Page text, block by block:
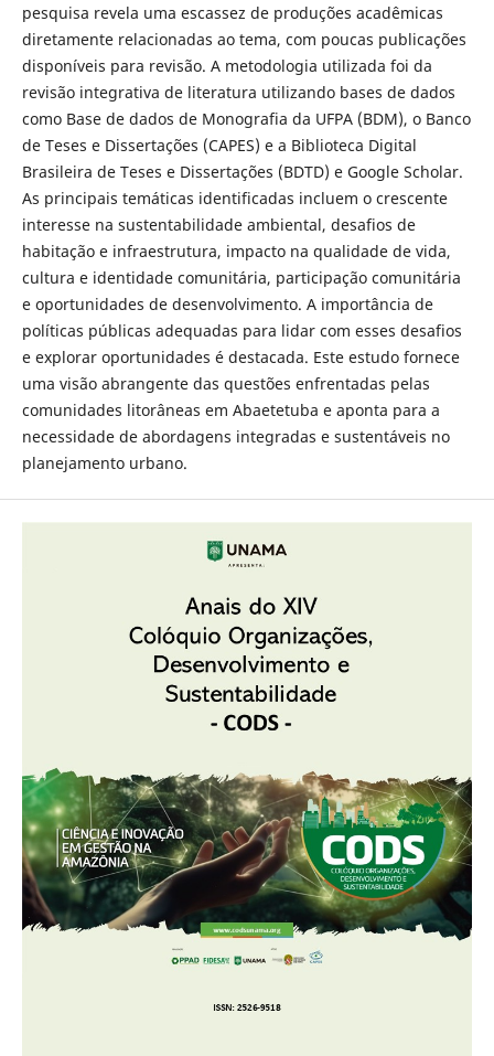
pesquisa revela uma escassez de produções acadêmicas
diretamente relacionadas ao tema, com poucas publicações
disponíveis para revisão. A metodologia utilizada foi da
revisão integrativa de literatura utilizando bases de dados
como Base de dados de Monografia da UFPA (BDM), o Banco
de Teses e Dissertações (CAPES) e a Biblioteca Digital
Brasileira de Teses e Dissertações (BDTD) e Google Scholar.
As principais temáticas identificadas incluem o crescente
interesse na sustentabilidade ambiental, desafios de
habitação e infraestrutura, impacto na qualidade de vida,
cultura e identidade comunitária, participação comunitária
e oportunidades de desenvolvimento. A importância de
políticas públicas adequadas para lidar com esses desafios
e explorar oportunidades é destacada. Este estudo fornece
uma visão abrangente das questões enfrentadas pelas
comunidades litorâneas em Abaetetuba e aponta para a
necessidade de abordagens integradas e sustentáveis no
planejamento urbano.